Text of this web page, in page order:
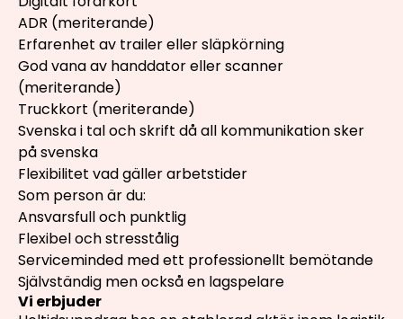
ADR (meriterande)
Erfarenhet av trailer eller släpkörning
God vana av handdator eller scanner
(meriterande)
Truckkort (meriterande)
Svenska i tal och skrift då all kommunikation sker
på svenska
Flexibilitet vad gäller arbetstider
Som person är du:
Ansvarsfull och punktlig
Flexibel och stresstålig
Serviceminded med ett professionellt bemötande
Självständig men också en lagspelare
Vi erbjuder